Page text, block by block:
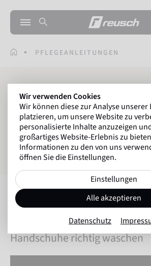
PFLEGEANLEITUNGEN
FÜR TORWARTHANDSCHUHE
FÜR WINTERHANDSCHUHE
Torwarthandschuhe
Handschuhe richtig waschen
Wir verwenden Cookies
Wir können diese zur Analyse unserer
platzieren, um unsere Website zu
personalisierte Inhalte anzuzeigen
großartiges Website-Erlebnis zu
Informationen zu den von uns
öffnen Sie die Einstellungen.
Einstellungen
Alle akzeptieren
Datenschutz